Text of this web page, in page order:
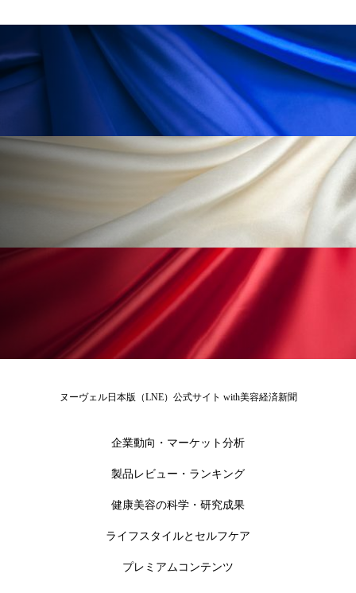
ヌーヴェル日本版（LNE）公式サイト with美容経済新聞
企業動向・マーケット分析
製品レビュー・ランキング
健康美容の科学・研究成果
ライフスタイルとセルフケア
プレミアムコンテンツ